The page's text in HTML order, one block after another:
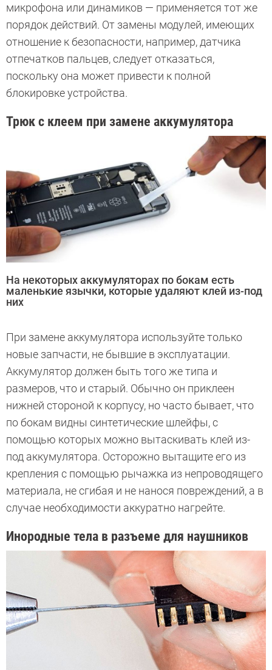
микрофона или динамиков — применяется тот же
порядок действий. От замены модулей, имеющих
отношение к безопасности, например, датчика
отпечатков пальцев, следует отказаться,
поскольку она может привести к полной
блокировке устройства.
Трюк с клеем при замене аккумулятора
На некоторых аккумуляторах по бокам есть
маленькие язычки, которые удаляют клей из-под
них
При замене аккумулятора используйте только
новые запчасти, не бывшие в эксплуатации.
Аккумулятор должен быть того же типа и
размеров, что и старый. Обычно он приклеен
нижней стороной к корпусу, но часто бывает, что
по бокам видны синтетические шлейфы, с
помощью которых можно вытаскивать клей из-
под аккумулятора. Осторожно вытащите его из
крепления с помощью рычажка из непроводящего
материала, не сгибая и не нанося повреждений, а в
случае необходимости аккуратно нагрейте.
Инородные тела в разъеме для наушников